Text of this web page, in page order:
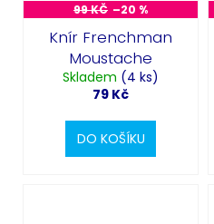
99 KČ –20 %
Knír Frenchman
Moustache
Skladem (4 ks)
79 Kč
DO KOŠÍKU